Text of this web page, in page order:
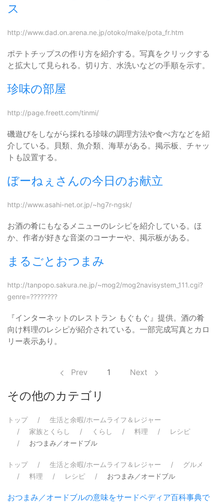
ス
http://www.dad.on.arena.ne.jp/otoko/make/pota_fr.htm
ポテトチップスの作り方を紹介する。写真をクリックする
と拡大して見られる。切り方、水洗いなどの手順を示す。
珍味の部屋
http://page.freett.com/tinmi/
磯遊びをしながら採れる珍味の調理方法や食べ方などを紹
介している。貝類、魚介類、海草がある。掲示板、チャッ
トも設置する。
ぼーねぇさんの今日のお献立
http://www.asahi-net.or.jp/~hg7r-ngsk/
お酒の肴にもなるメニューのレシピを紹介している。ほ
か、作者が好きな音楽のコーナーや、掲示板がある。
まるごとおつまみ
http://tanpopo.sakura.ne.jp/~mog2/mog2navisystem_111.cgi?
genre=????????
『インターネットのレストラン もぐもぐ』提供。酒の肴
向け料理のレシピが紹介されている。一部完成写真とカロ
リー表示あり。
Prev 1 Next
その他のカテゴリ
トップ
生活と余暇/ホームライフ＆レジャー
家族とくらし
くらし 料理
レシピ
おつまみ／オードブル
トップ 生活と余暇/ホームライフ＆レジャー
グルメ
料理
レシピ おつまみ／オードブル
おつまみ／オードブルの意味をサードペディア百科事典で